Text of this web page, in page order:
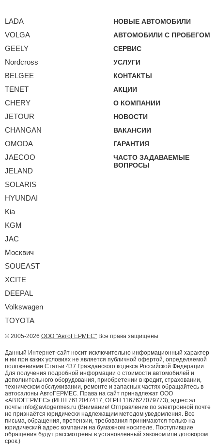
LADA
VOLGA
GEELY
Nordcross
BELGEE
TENET
CHERY
JETOUR
CHANGAN
OMODA
JAECOO
JELAND
SOLARIS
HYUNDAI
Kia
KGM
JAC
Москвич
SOUEAST
XCITE
DEEPAL
Volkswagen
TOYOTA
НОВЫЕ АВТОМОБИЛИ
АВТОМОБИЛИ С ПРОБЕГОМ
СЕРВИС
УСЛУГИ
КОНТАКТЫ
АКЦИИ
О КОМПАНИИ
НОВОСТИ
ВАКАНСИИ
ГАРАНТИЯ
ЧАСТО ЗАДАВАЕМЫЕ
ВОПРОСЫ
© 2005-2026 ООО "АвтоГЕРМЕС" Все права защищены
Данный Интернет-сайт носит исключительно информационный характер
и ни при каких условиях не является публичной офертой, определяемой
положениями Статьи 437 Гражданского кодекса Российской Федерации.
Для получения подробной информации о стоимости автомобилей и
дополнительного оборудования, приобретении в кредит, страховании,
техническом обслуживании, ремонте и запасных частях обращайтесь в
автосалоны АвтоГЕРМЕС. Права на сайт принадлежат ООО
«АВТОГЕРМЕС» (ИНН 7612047417, ОГРН 1167627079773), адрес эл.
почты info@avtogermes.ru (Внимание! Отправление по электронной почте
не признаётся юридически надлежащим методом уведомления. Все
письма, обращения, претензии, требования принимаются только на
юридический адрес компании на бумажном носителе. Поступившие
обращения будут рассмотрены в установленный законом или договором
срок.)